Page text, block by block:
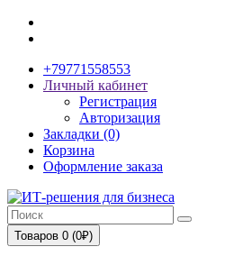
+79771558553
Личный кабинет
Регистрация
Авторизация
Закладки (0)
Корзина
Оформление заказа
Товаров 0 (0₽)